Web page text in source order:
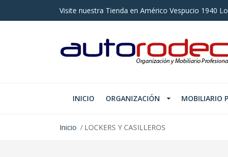
Visite nuestra Tienda en Américo Vespucio 1940
INICIO ORGANIZACIÓN MOBILIARIO
Inicio LOCKERS Y CASILLEROS